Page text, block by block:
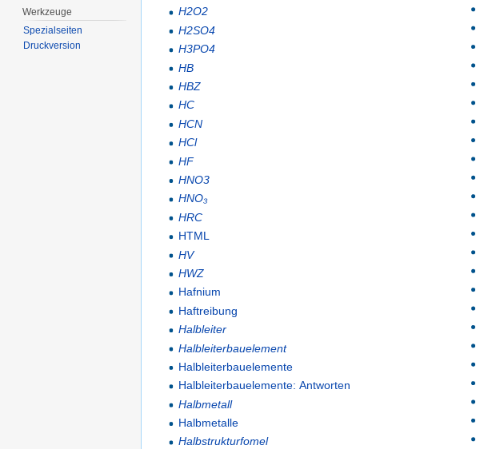
H2O2
H2SO4
H3PO4
HB
HBZ
HC
HCN
HCl
HF
HNO3
HNO₃
HRC
HTML
HV
HWZ
Hafnium
Haftreibung
Halbleiter
Halbleiterbauelement
Halbleiterbauelemente
Halbleiterbauelemente: Antworten
Halbmetall
Halbmetalle
Halbstrukturfomel
Werkzeuge
Spezialseiten
Druckversion